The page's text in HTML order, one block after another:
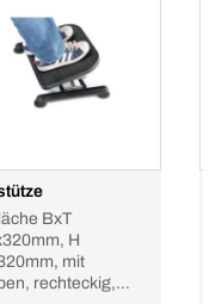
BxT
H
mit
rechteckig,